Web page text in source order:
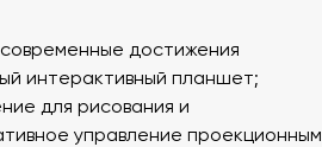
достижения
интерактивный планшет;
для рисования и
управление проекционным